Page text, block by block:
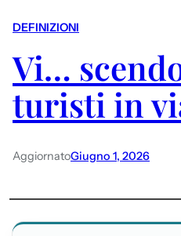
DEFINIZIONI
Vi…
turisti in
AggiornatoGiugno 1, 2026